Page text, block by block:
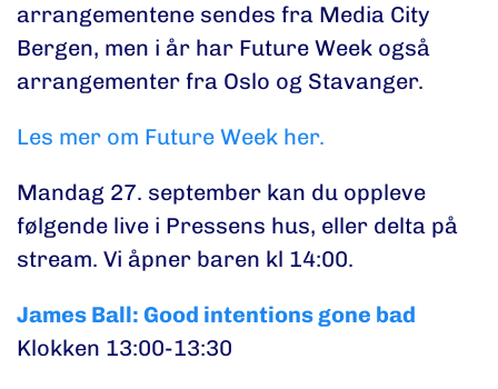
arrangementene sendes fra Media City
Bergen, men i år har Future Week også
arrangementer fra Oslo og Stavanger.
Les mer om Future Week her.
Mandag 27. september kan du oppleve
følgende live i Pressens hus, eller delta på
stream. Vi åpner baren kl 14:00.
James Ball: Good intentions gone bad
Klokken 13:00-13:30